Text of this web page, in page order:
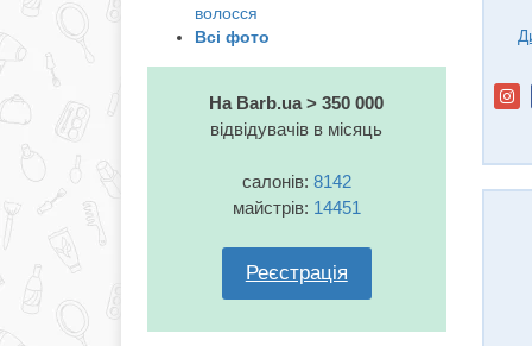
волосся
Всі фото
На Barb.ua > 350 000
відвідувачів в місяць
салонів: 8142
майстрів: 14451
Реєстрація